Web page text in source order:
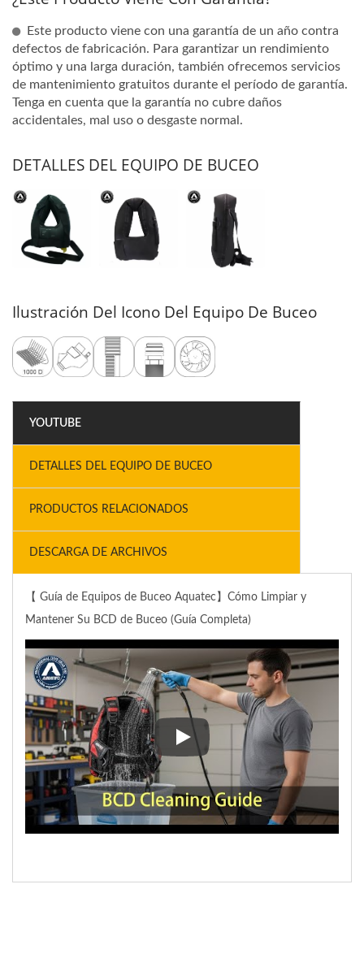
Este producto viene con una garantía de un año contra
defectos de fabricación. Para garantizar un rendimiento
óptimo y una larga duración, también ofrecemos servicios
de mantenimiento gratuitos durante el período de garantía.
Tenga en cuenta que la garantía no cubre daños
accidentales, mal uso o desgaste normal.
DETALLES DEL EQUIPO DE BUCEO
Ilustración Del Icono Del Equipo De Buceo
YOUTUBE
DETALLES DEL EQUIPO DE BUCEO
PRODUCTOS RELACIONADOS
DESCARGA DE ARCHIVOS
【 Guía de Equipos de Buceo Aquatec】Cómo Limpiar y
Mantener Su BCD de Buceo (Guía Completa)
【 Guía de Equipos de Buceo